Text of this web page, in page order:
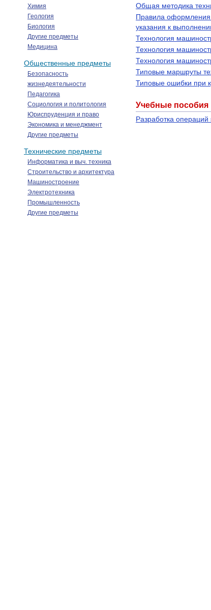
Химия
Геология
Биология
Другие предметы
Медицина
Общественные предметы
Безопасность
жизнедеятельности
Педагогика
Социология и политология
Юриспруденция и право
Экономика и менеджмент
Другие предметы
Технические предметы
Информатика и выч. техника
Строительство и архитектура
Машиностроение
Электротехника
Промышленность
Другие предметы
Общая методика
Правила оформления
указания к
Технология
Технология
Технология
Типовые маршруты
Типовые ошибки при
Учебные пособия
Разработка